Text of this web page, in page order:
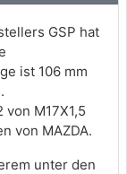
GSP hat
ist 106 mm
M17X1,5
von MAZDA.
unter den